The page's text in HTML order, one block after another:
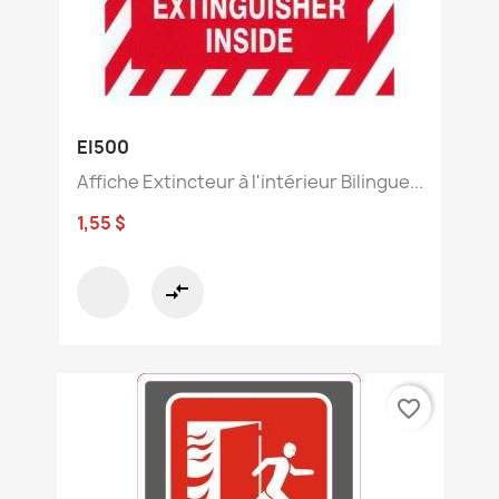
EI500
Affiche Extincteur à l'intérieur Bilingue...
1,55 $
compare_arrows
favorite_border